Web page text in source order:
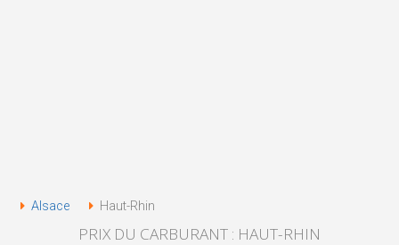
Alsace Haut-Rhin
PRIX DU CARBURANT : HAUT-RHIN